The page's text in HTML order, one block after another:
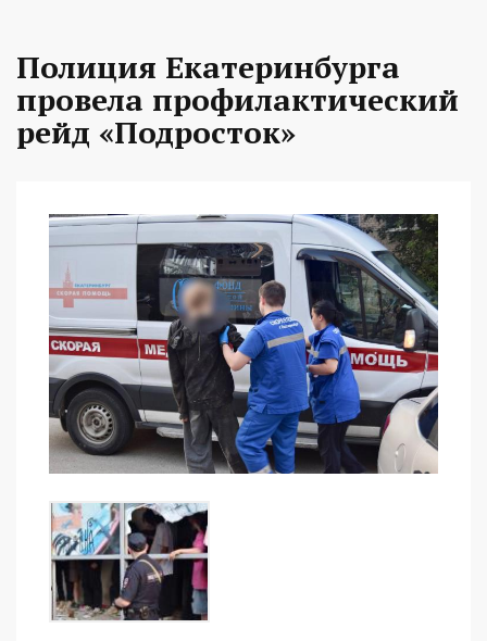
Полиция Екатеринбурга
провела профилактический
рейд «Подросток»